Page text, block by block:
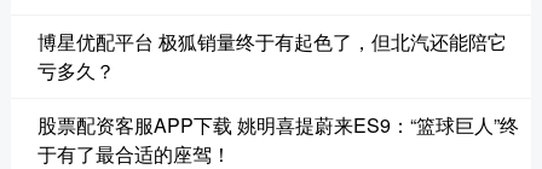
博星优配平台 极狐销量终于有起色了，但北汽还能陪它
亏多久？
股票配资客服APP下载 姚明喜提蔚来ES9：“篮球巨人”终
于有了最合适的座驾！